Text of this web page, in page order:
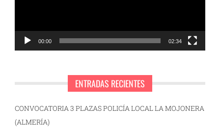
00:00 02:34
ENTRADAS RECIENTES
CONVOCATORIA 3 PLAZAS POLICÍA LOCAL LA MOJONERA
(ALMERÍA)